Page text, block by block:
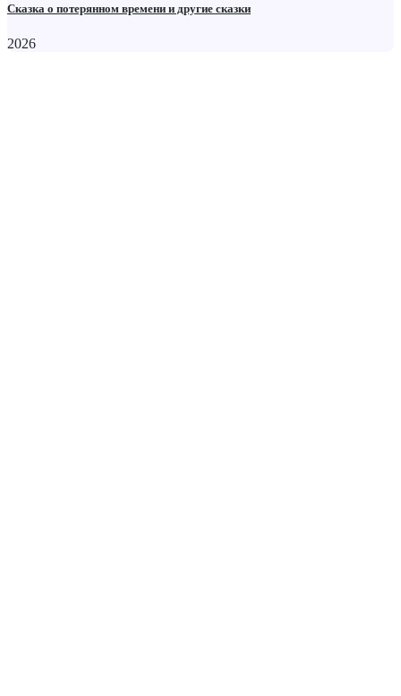
Сказка о потерянном времени и другие сказки
2026